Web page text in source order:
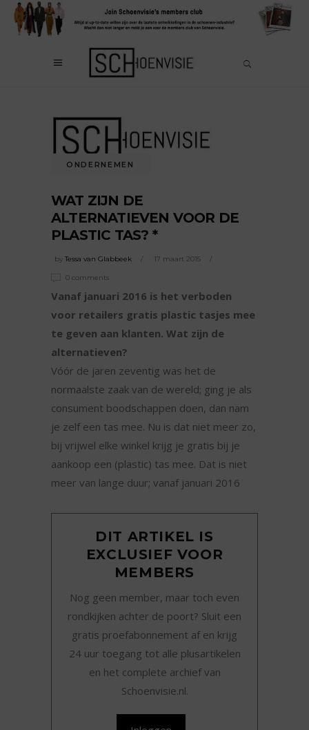
ONDERNEMEN
WAT ZIJN DE
ALTERNATIEVEN VOOR DE
PLASTIC TAS? *
by Tessa van Glabbeek 17 maart 2015
0 comments
Vanaf januari 2016 is het verboden
voor retailers gratis plastic tasjes mee
te geven aan klanten. Wat zijn de
alternatieven?
Vóór de jaren zeventig was het de
normaalste zaak van de wereld; ging je als
consument boodschappen doen, dan nam
je zelf een tas mee. Nu is dat niet meer zo,
bij vrijwel elke winkel krijg je gratis bij je
aankoop een (plastic) tas mee. Dat is niet
meer van lange duur; vanaf januari 2016
DIT ARTIKEL IS
EXCLUSIEF VOOR
MEMBERS
Nog geen member, maar toch even
rondkijken achter de poort? Sluit een
gratis proefabonnement af en krijg
24 uur toegang tot alle plusartikelen
en het complete archief van
Schoenvisie.nl.